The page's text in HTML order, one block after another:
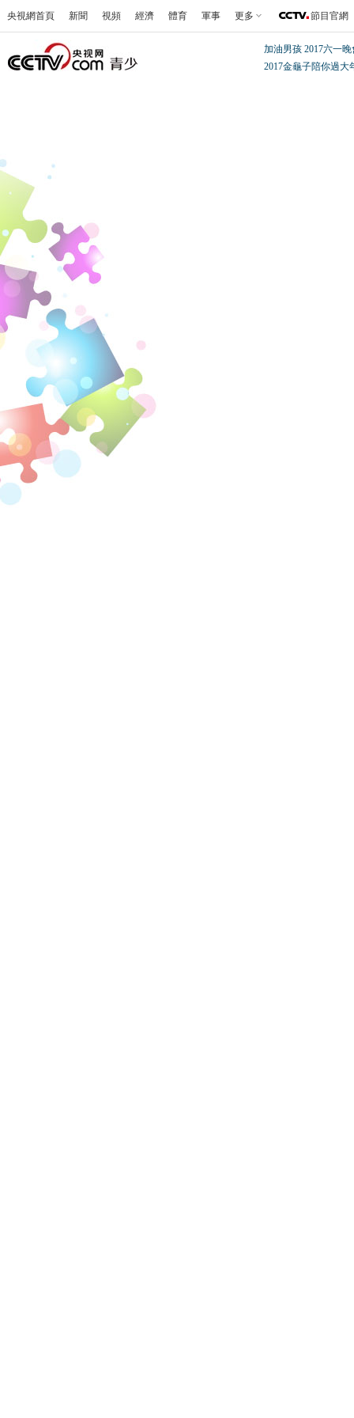
央視網首頁 新聞 視頻 經濟 體育 軍事 更多 節目官網
加油男孩 2017六一
2017金龜子陪你過大